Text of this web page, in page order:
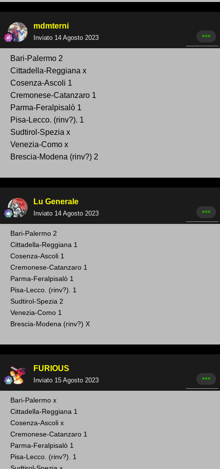
mdmterni
Inviato 14 Agosto 2023
Bari -Palermo 2
Cittadella-Reg giana x
Cosenza-Ascoli 1
Cremonese -Catanzaro 1
Parma-Feralpisalò 1
Pisa-Lecco. (rinv?). 1
Sudtirol-Spezia x
Venezia-Como x
Brescia-Modena (rinv? ) 2
Lu Generale
Inviato 14 Agosto 2023
Bari-Palermo 2
Cittadella-Reg giana 1
Cosenza-Ascoli 1
Cremonese -Catanzaro 1
Parma-Feralpisalò 1
Pisa-Lecco. (rinv?). 1
Sudtirol-Spezia 2
Venezia-Como 1
Brescia-Modena (rinv? ) X
FURIOUS
Inviato 15 Agosto 2023
Bari -Palermo x
Cittadella-Reg giana 1
Cosenza-Ascoli x
Cremonese -Catanzaro 1
Parma-Feralpisalò 1
Pisa-Lecco. (rinv?). 1